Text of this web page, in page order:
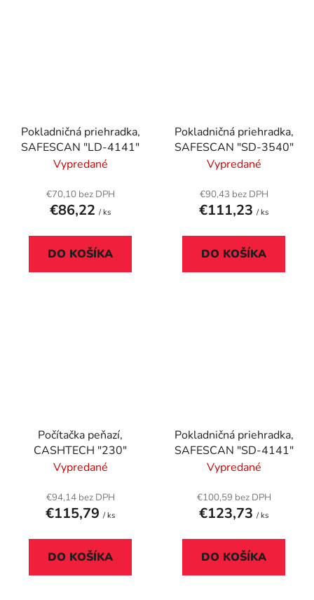
Pokladničná priehradka,
SAFESCAN "LD-4141"
Vypredané
€70,10 bez DPH
€86,22 / ks
DO KOŠÍKA
Pokladničná priehradka,
SAFESCAN "SD-3540"
Vypredané
€90,43 bez DPH
€111,23 / ks
DO KOŠÍKA
Počítačka peňazí,
CASHTECH "230"
Vypredané
€94,14 bez DPH
€115,79 / ks
DO KOŠÍKA
Pokladničná priehradka,
SAFESCAN "SD-4141"
Vypredané
€100,59 bez DPH
€123,73 / ks
DO KOŠÍKA